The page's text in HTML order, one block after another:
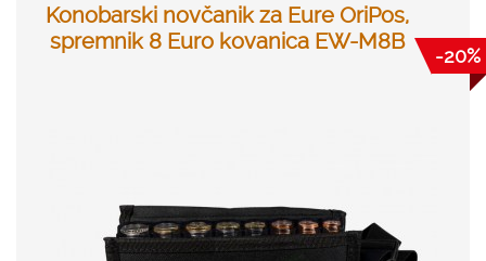
Konobarski novčanik za Eure OriPos,
spremnik 8 Euro kovanica EW-M8B
-20%